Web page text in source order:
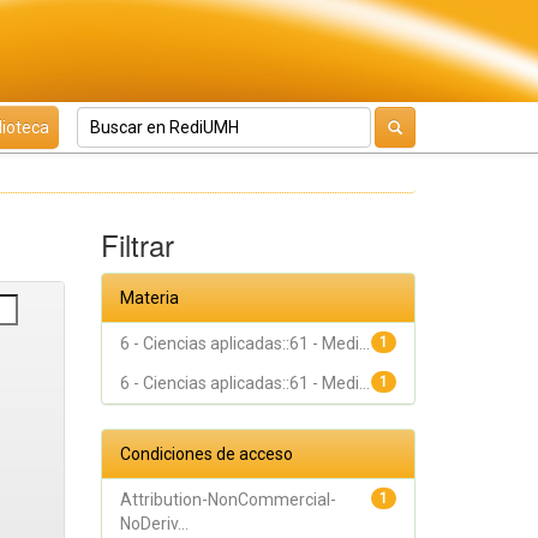
Filtrar
Materia
1
6 - Ciencias aplicadas::61 - Medi...
1
6 - Ciencias aplicadas::61 - Medi...
Condiciones de acceso
1
Attribution-NonCommercial-
NoDeriv...